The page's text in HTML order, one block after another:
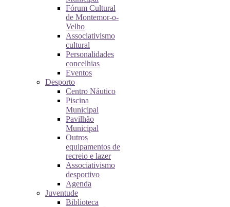
Fórum Cultural
de Montemor-o-
Velho
Associativismo
cultural
Personalidades
concelhias
Eventos
Desporto
Centro Náutico
Piscina
Municipal
Pavilhão
Municipal
Outros
equipamentos de
recreio e lazer
Associativismo
desportivo
Agenda
Juventude
Biblioteca